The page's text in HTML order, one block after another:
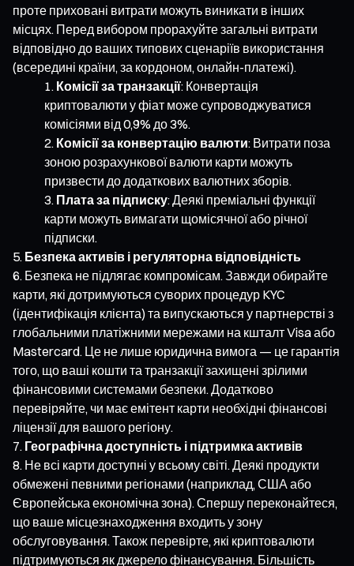
проте приховані витрати можуть виникати в інших
місцях. Перед вибором прорахуйте загальні витрати
відповідно до ваших типових сценаріїв використання
(всередині країни, за кордоном, онлайн-платежі).
Комісії за транзакції: Конвертація
криптовалюти у фіат може супроводжуватися
комісіями від 0,9% до 3%.
Комісії за конвертацію валюти: Витрати поза
зоною розрахункової валюти карти можуть
призвести до додаткових валютних зборів.
Плата за підписку: Деякі преміальні функції
карти можуть вимагати щомісячної або річної
підписки.
Безпека активів і регуляторна відповідність
Безпека не підлягає компромісам. Завжди обирайте
карти, які дотримуються суворих процедур KYC
(ідентифікація клієнта) та випускаються у партнерстві з
глобальними платіжними мережами на кшталт Visa або
Mastercard. Це не лише юридична вимога — це гарантія
того, що ваші кошти та транзакції захищені зрілими
фінансовими системами безпеки. Додатково
перевіряйте, чи має емітент карти необхідні фінансові
ліцензії для вашого регіону.
Географічна доступність і підтримка активів
Не всі карти доступні у всьому світі. Деякі продукти
обмежені певними регіонами (наприклад, США або
Європейська економічна зона). Спершу переконайтеся,
що ваше місцезнаходження входить у зону
обслуговування. Також перевірте, які криптовалюти
підтримуються як джерело фінансування. Більшість